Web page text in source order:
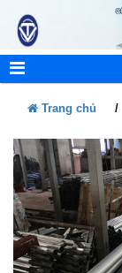
Trang chủ